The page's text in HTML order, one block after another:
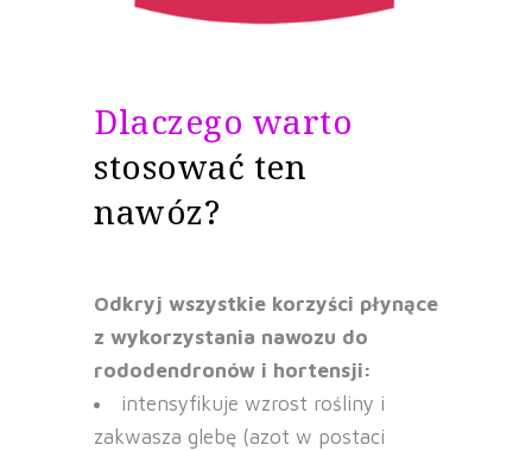
Dlaczego warto
stosować ten
nawóz?
Odkryj wszystkie korzyści płynące
z wykorzystania nawozu do
rododendronów i hortensji:
intensyfikuje wzrost rośliny i
zakwasza glebę (azot w postaci